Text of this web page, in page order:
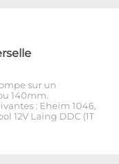
sur un
140mm.
: Eheim 1046,
12V Laing DDC (1T